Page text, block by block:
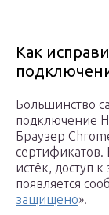
Как
Большинство
подключение
Браузер
сертификатов.
истёк, доступ
появляется
защищено».